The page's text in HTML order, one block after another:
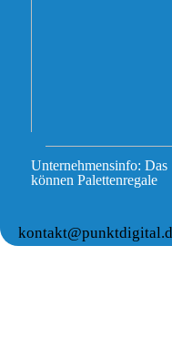
Unternehmensinfo: Das
können Palettenregale